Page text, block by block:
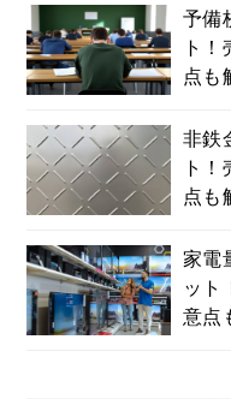
予備
ト
点も
非鉄
ト
点も
家電
ット
意点